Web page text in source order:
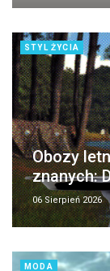
STYL ŻYCIA
Obozy
znanych:
06 Sierpień 2026
MODA